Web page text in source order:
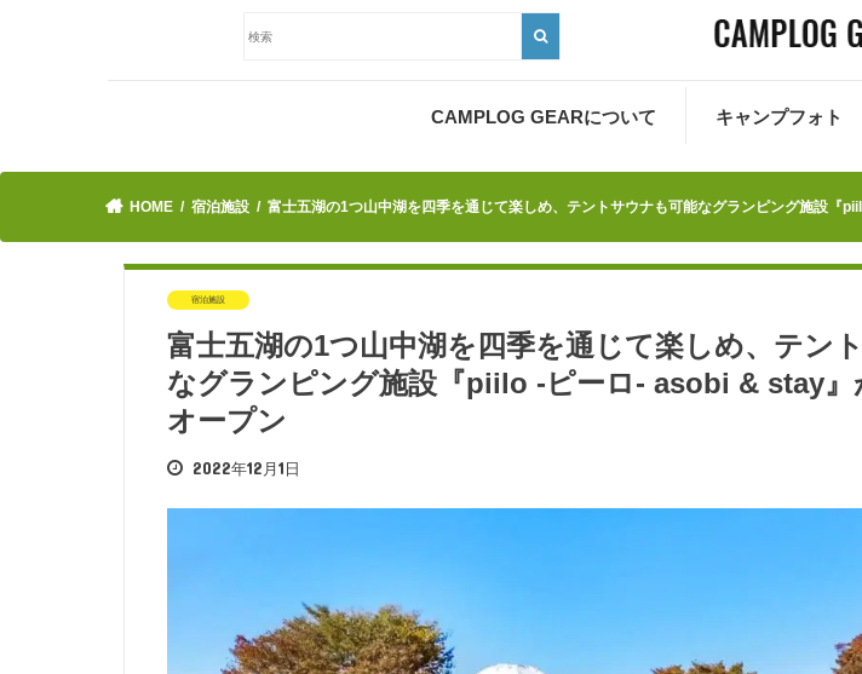
CAMPLOG GEARについて キャンプフォト
HOME 宿泊施設 富士五湖の1つ山中湖を四季を通じて楽しめ、テントサウナも可能なグランピング施設『
宿泊施設
富士五湖の1つ山中湖を四季を通じて楽しめ、テン
なグランピング施設『piilo -ピーロ- asobi & stay』
オープン
2022年12月1日